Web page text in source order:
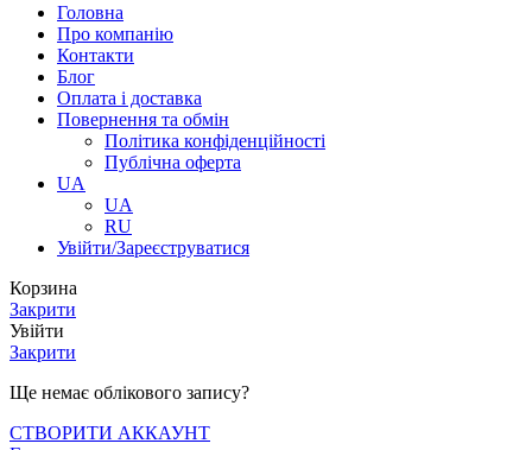
Головна
Про компанію
Контакти
Блог
Оплата і доставка
Повернення та обмін
Політика конфіденційності
Публічна оферта
UA
UA
RU
Увійти/Зареєструватися
Корзина
Закрити
Увійти
Закрити
Ще немає облікового запису?
СТВОРИТИ АККАУНТ